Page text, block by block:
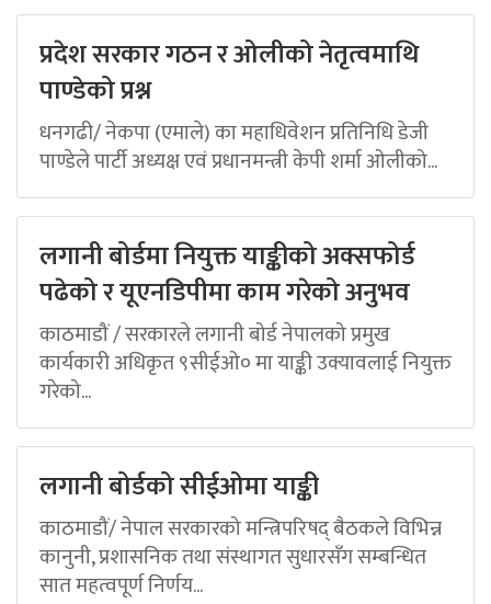
प्रदेश सरकार गठन र ओलीको नेतृत्वमाथि
पाण्डेको प्रश्न
धनगढी/ नेकपा (एमाले) का महाधिवेशन प्रतिनिधि डेजी
पाण्डेले पार्टी अध्यक्ष एवं प्रधानमन्त्री केपी शर्मा ओलीको...
लगानी बोर्डमा नियुक्त याङ्कीको अक्सफोर्ड
पढेको र यूएनडिपीमा काम गरेको अनुभव
काठमाडौं / सरकारले लगानी बोर्ड नेपालको प्रमुख
कार्यकारी अधिकृत ९सीईओ० मा याङ्की उक्यावलाई नियुक्त
गरेको...
लगानी बोर्डको सीईओमा याङ्की
काठमाडौं/ नेपाल सरकारको मन्त्रिपरिषद् बैठकले विभिन्न
कानुनी, प्रशासनिक तथा संस्थागत सुधारसँग सम्बन्धित
सात महत्वपूर्ण निर्णय...